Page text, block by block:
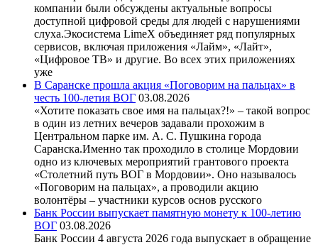
компании были обсуждены актуальные вопросы
доступной цифровой среды для людей с нарушениями
слуха.Экосистема LimeX объединяет ряд популярных
сервисов, включая приложения «Лайм», «Лайт»,
«Цифровое ТВ» и другие. Во всех этих приложениях
уже
В Саранске прошла акция «Поговорим на пальцах» в
честь 100-летия ВОГ 03.08.2026
«Хотите показать свое имя на пальцах?!» – такой вопрос
в один из летних вечеров задавали прохожим в
Центральном парке им. А. С. Пушкина города
Саранска.Именно так проходило в столице Мордовии
одно из ключевых мероприятий грантового проекта
«Столетний путь ВОГ в Мордовии». Оно называлось
«Поговорим на пальцах», а проводили акцию
волонтёры – участники курсов основ русского
Банк России выпускает памятную монету к 100-летию
ВОГ 03.08.2026
Банк России 4 августа 2026 года выпускает в обращение